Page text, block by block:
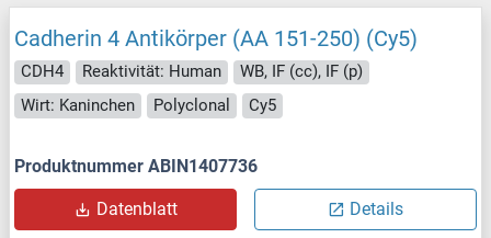
Cadherin 4 Antikörper (AA 151-250) (Cy5)
CDH4 Reaktivität: Human
WB, IF (cc), IF (p)
Wirt: Kaninchen
Polyclonal Cy5
Produktnummer ABIN1407736
Datenblatt Details